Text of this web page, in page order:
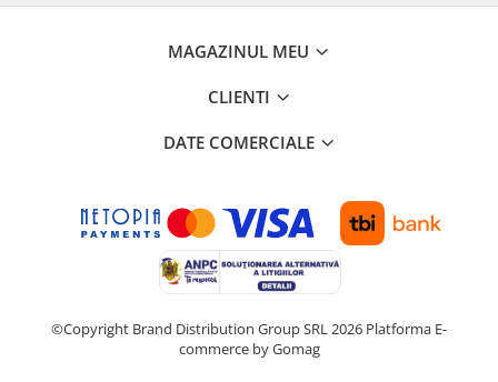
Sticle, cani si termosuri to go
Ochelari de soare
Lanyards si brelocuri
Scule, unelte si iluminat
Unelte multifunctionale si bricege
MAGAZINUL MEU
CLIENTI
DATE COMERCIALE
©Copyright Brand Distribution Group SRL 2026 Platforma E-
commerce by Gomag